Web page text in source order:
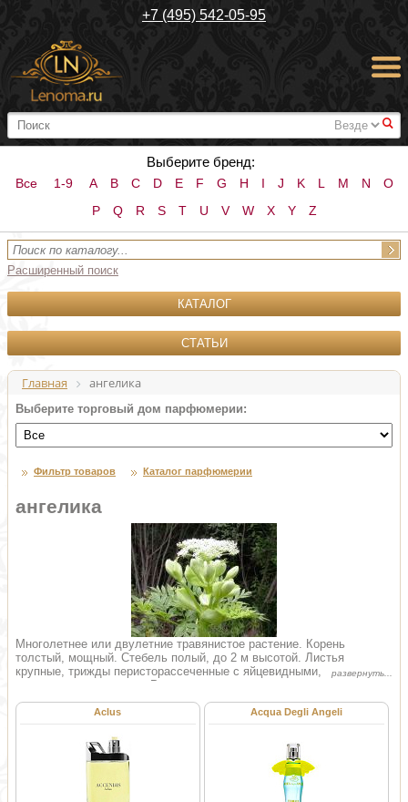
+7 (495) 542-05-95
#
Выберите бренд:
Все 1-9 A B C D E F G H I J K L M N
O
P
Q R S T U V W X Y Z
Расширенный поиск
КАТАЛОГ
СТАТЬИ
Главная ангелика
Выберите торговый дом парфюмерии:
Фильтр товаров Каталог парфюмерии
ангелика
Многолетнее или двулетние травянистое растение. Корень
толстый, мощный. Стебель полый, до 2 м высотой. Листья
крупные, трижды перисторассеченные с яйцевидными, по краю
зубчатыми сегментами. Розеточные и нижние стеблевые
длинночерешковые, верхние – сидячие, с сильно вздутым по краю
пленчатым влагалищем. Цветки желтовато-зеленые, позже белые
зеленовато-бурые яйцевидные семянки. Цветет в июне – августе,
плоды созревают в июле – сентябре. Растение содержит млечный
беловато-желтый сок, имеет сильный приятный аромат,
обладающий очень стойким запахом. Растение Ангелика - один из
немногих ароматов, который экспортируется из Европы на восток.
Aclus Acqua Degli Angeli